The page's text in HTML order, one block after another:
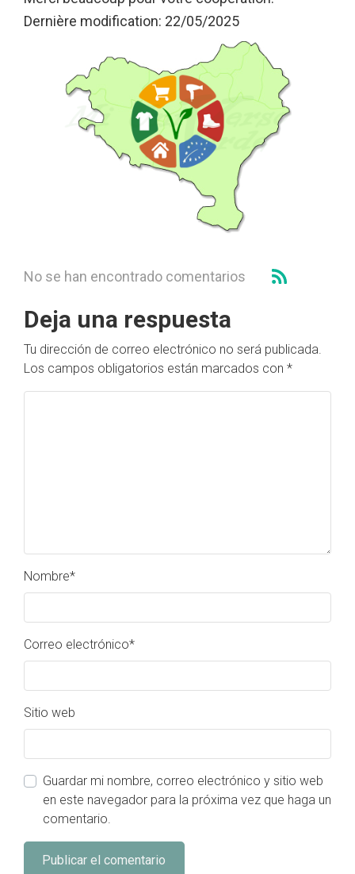
Dernière modification: 22/05/2025
No se han encontrado comentarios
Deja una respuesta
Tu dirección de correo electrónico no será publicada.
Los campos obligatorios están marcados con *
Nombre*
Correo electrónico*
Sitio web
Guardar mi nombre, correo electrónico y sitio web
en este navegador para la próxima vez que haga un
comentario.